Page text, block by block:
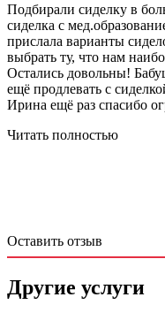
Подбирали сиделку в
сиделка с
прислала варианты
выбрать ту, что нам
Остались довольны!
ещё продлевать с
Ирина ещё раз спасибо
Читать полностью
Оставить отзыв
Другие услуги